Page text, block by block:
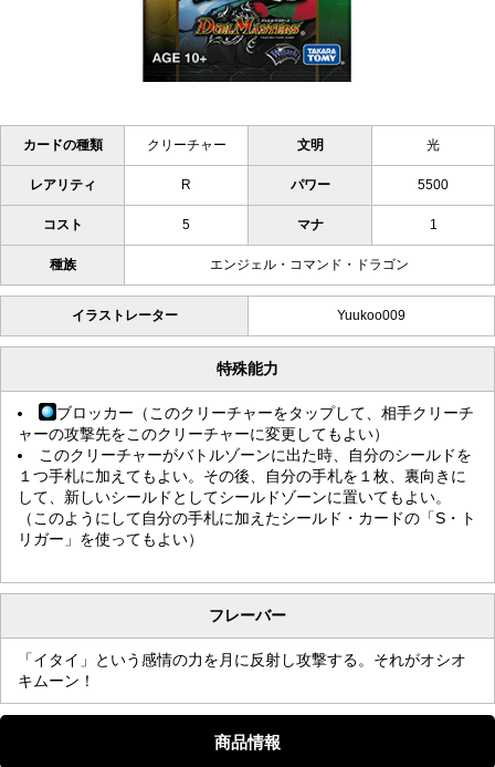
カードの種類 クリーチャー 文明 光
レアリティ R パワー 5500
コスト 5 マナ 1
種族 エンジェル・コマンド・ドラゴン
イラストレーター Yuukoo009
特殊能力
ブロッカー（このクリーチャーをタップして、相手クリーチ
ャーの攻撃先をこのクリーチャーに変更してもよい）
このクリーチャーがバトルゾーンに出た時、自分のシールドを
１つ手札に加えてもよい。その後、自分の手札を１枚、裏向きに
して、新しいシールドとしてシールドゾーンに置いてもよい。
（このようにして自分の手札に加えたシールド・カードの「S・ト
リガー」を使ってもよい）
フレーバー
「イタイ」という感情の力を月に反射し攻撃する。それがオシオ
キムーン！
商品情報